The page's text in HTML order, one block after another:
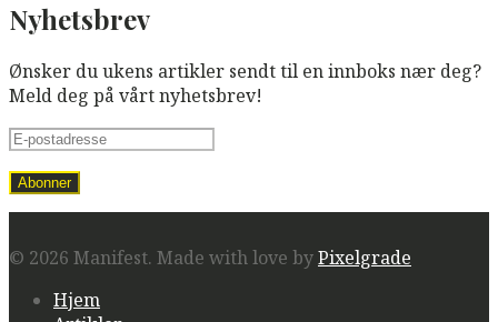
Nyhetsbrev
Ønsker du ukens artikler sendt til en innboks nær deg?
Meld deg på vårt nyhetsbrev!
© 2026 Manifest. Made with love byPixelgrade
Hjem